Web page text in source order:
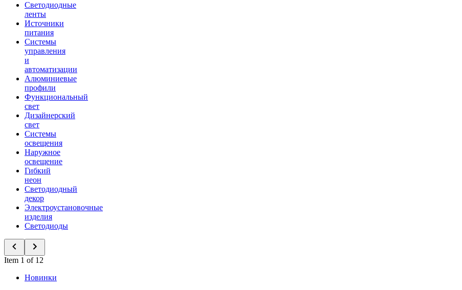
Светодиодные
ленты
Источники
питания
Системы
управления
и
автоматизации
Алюминиевые
профили
Функциональный
свет
Дизайнерский
свет
Системы
освещения
Наружное
освещение
Гибкий
неон
Светодиодный
декор
Электроустановочные
изделия
Светодиоды
Item 1 of 12
Новинки